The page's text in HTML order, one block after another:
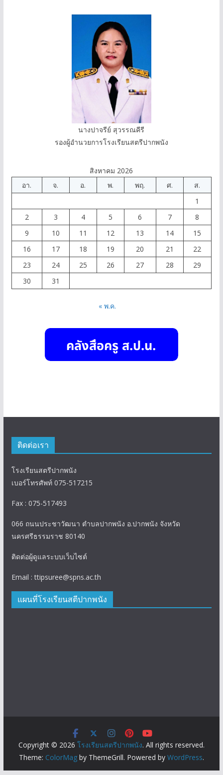
นางปาจรีย์ สุวรรณคีรี
รองผู้อำนวยการโรงเรียนสตรีปากพนัง
สิงหาคม 2026
อา.
จ. อ. พ. พฤ. ศ.
ส.
1
2
3 4 5 6 7
8
9
10 11 12 13 14
15
16
17 18 19 20 21
22
23
24 25 26 27 28
29
30
31
« พ.ค.
ติดต่อเรา
โรงเรียนสตรีปากพนัง
เบอร์โทรศัพท์ 075-517215
Fax : 075-517493
066 ถนนประชาวัฒนา ตำบลปากพนัง อ.ปากพนัง จังหวัด
นครศรีธรรมราช 80140
ติดต่อผู้ดูแลระบบเว็บไซต์
Email : ttipsuree@spns.ac.th
แผนที่โรงเรียนสตีปากพนัง
Copyright © 2026 โรงเรียนสตรีปากพนัง. All rights reserved.
Theme: ColorMagby ThemeGrill. Powered by WordPress.